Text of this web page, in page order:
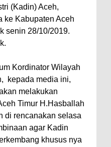
(Kadin) Aceh,
ke Kabupaten Aceh
senin 28/10/2019.
Kordinator Wilayah
kepada media ini,
melakukan
Timur H.Hasballah
di rencanakan selasa
agar Kadin
khusus nya